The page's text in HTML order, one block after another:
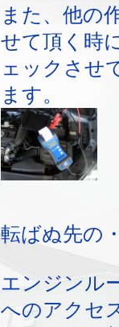
また、他の
せて頂く時
ェックさせ
ます。
転ばぬ先の
エンジンル
へのアクセ